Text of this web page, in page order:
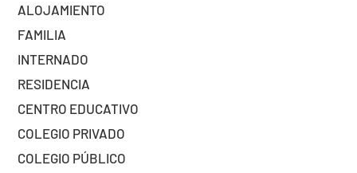
ALOJAMIENTO
FAMILIA
INTERNADO
RESIDENCIA
CENTRO EDUCATIVO
COLEGIO PRIVADO
COLEGIO PÚBLICO